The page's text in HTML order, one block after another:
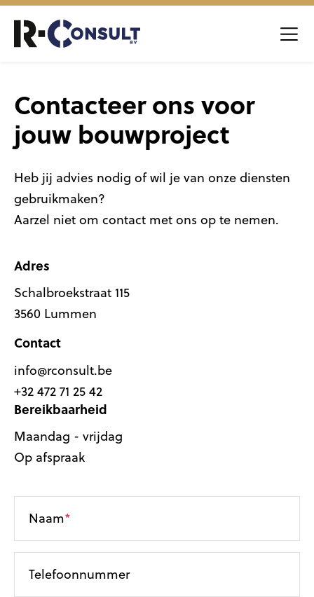
Contacteer ons voor
jouw bouwproject
Heb jij advies nodig of wil je van onze diensten
gebruikmaken?
Aarzel niet om contact met ons op te nemen.
Adres
Schalbroekstraat 115
3560 Lummen
Contact
info@rconsult.be
+32 472 71 25 42
Bereikbaarheid
Maandag - vrijdag
Op afspraak
Naam
Telefoonnummer